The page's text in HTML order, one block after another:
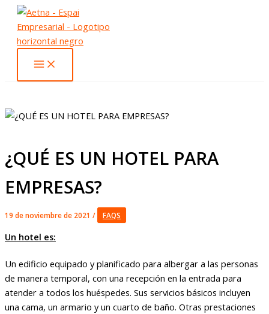
contenido
¿QUÉ ES UN HOTEL PARA
EMPRESAS?
19 de noviembre de 2021 / FAQS
Un hotel es:
Un edificio equipado y planificado para albergar a las personas
de manera temporal, con una recepción en la entrada para
atender a todos los huéspedes. Sus servicios básicos incluyen
una cama, un armario y un cuarto de baño. Otras prestaciones